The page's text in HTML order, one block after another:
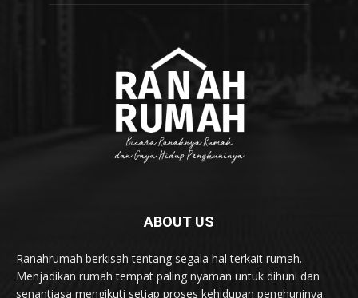
ABOUT US
Ranahrumah berkisah tentang segala hal terkait rumah.
Menjadikan rumah tempat paling nyaman untuk dihuni dan
senantiasa mengikuti setiap proses kehidupan penghuninya.